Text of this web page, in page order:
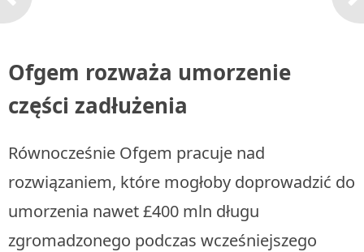
Ofgem rozważa umorzenie
części zadłużenia
Równocześnie Ofgem pracuje nad
rozwiązaniem, które mogłoby doprowadzić do
umorzenia nawet £400 mln długu
zgromadzonego podczas wcześniejszego